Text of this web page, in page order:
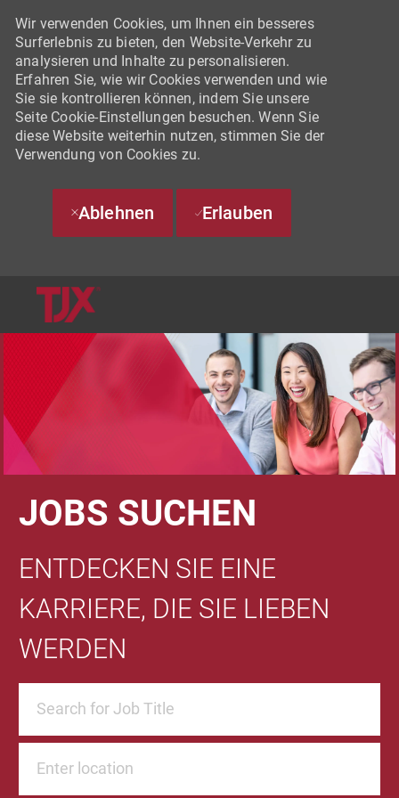
Wir verwenden Cookies, um Ihnen ein besseres
Surferlebnis zu bieten, den Website-Verkehr zu
analysieren und Inhalte zu personalisieren.
Erfahren Sie, wie wir Cookies verwenden und wie
Sie sie kontrollieren können, indem Sie unsere
Seite Cookie-Einstellungen besuchen. Wenn Sie
diese Website weiterhin nutzen, stimmen Sie der
Verwendung von Cookies zu.
Ablehnen Erlauben
JOBS SUCHEN
ENTDECKEN SIE EINE
KARRIERE, DIE SIE LIEBEN
WERDEN